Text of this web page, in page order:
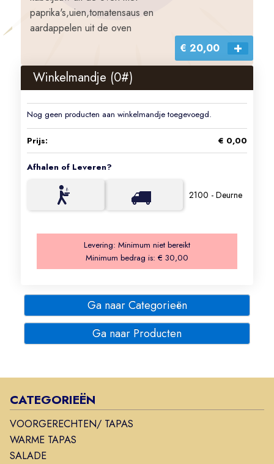
paprika's,uien,tomatensaus en
aardappelen uit de oven
€ 20,00
Winkelmandje (0#)
Nog geen producten aan winkelmandje toegevoegd.
Prijs: € 0,00
Afhalen of Leveren?
2100 - Deurne
Levering: Minimum niet bereikt
Minimum bedrag is: € 30,00
Ga naar Categorieën
Ga naar Producten
CATEGORIEËN
VOORGERECHTEN/ TAPAS
WARME TAPAS
SALADE